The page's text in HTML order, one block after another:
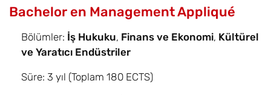
Bachelor en Management Appliqué
Bölümler: İş Hukuku, Finans ve Ekonomi, Kültürel
ve Yaratıcı Endüstriler
Süre: 3 yıl (Toplam 180 ECTS)